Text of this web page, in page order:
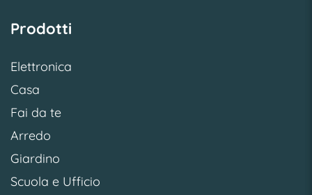
Prodotti
Elettronica
Casa
Fai da te
Arredo
Giardino
Scuola e Ufficio